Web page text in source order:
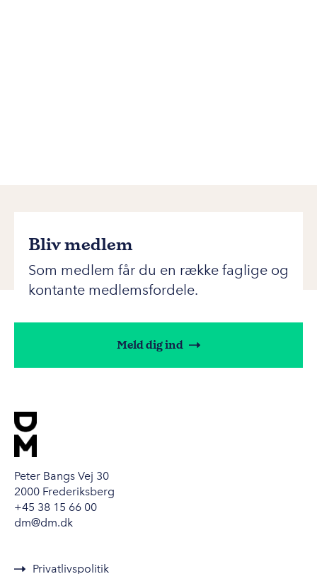
Bliv medlem
Som medlem får du en række faglige og
kontante medlemsfordele.
Meld dig ind
Peter Bangs Vej 30
2000 Frederiksberg
+45 38 15 66 00
dm@dm.dk
Privatlivspolitik